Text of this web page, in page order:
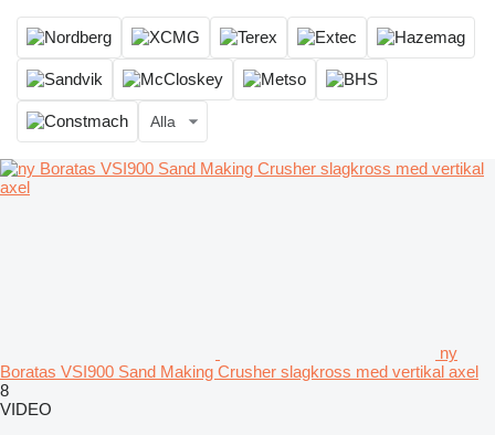
Alla
ny
Boratas VSI900 Sand Making Crusher slagkross med vertikal axel
8
VIDEO